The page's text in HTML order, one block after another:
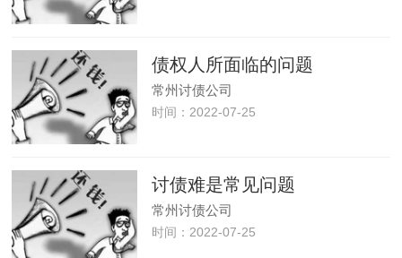
债权人所面临的问题
常州讨债公司
时间：2022-07-25
讨债难是常见问题
常州讨债公司
时间：2022-07-25